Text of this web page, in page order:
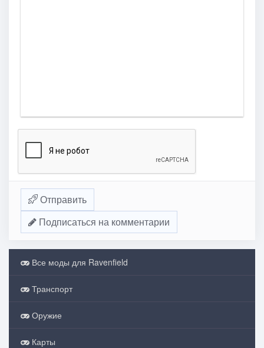
Отправить
Подписаться на комментарии
Все моды для Ravenfield
Транспорт
Оружие
Карты